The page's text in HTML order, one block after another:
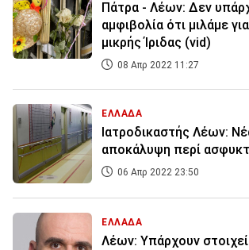
Πάτρα - Λέων: Δεν
αμφιβολία ότι μιλάμε
μικρής Ίριδας (vid)
08 Απρ 2022 11:27
ΕΛΛΑΔΑ
Ιατροδικαστής Λέων:
αποκάλυψη περί
06 Απρ 2022 23:50
ΕΛΛΑΔΑ
Λέων: Υπάρχουν